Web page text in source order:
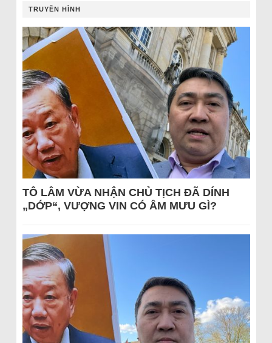
TRUYỀN HÌNH
TÔ LÂM VỪA NHẬN CHỦ TỊCH ĐÃ DÍNH
„DỚP“, VƯỢNG VIN CÓ ÂM MƯU GÌ?